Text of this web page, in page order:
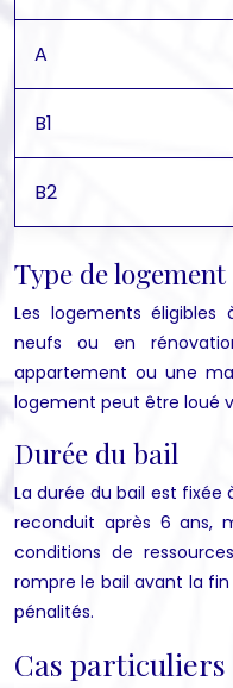
A
B1
B2
Type de
Les logements
neufs ou en
appartement ou une
logement peut être loué
Durée du bail
La durée du bail est fixée
reconduit après 6 ans,
conditions de
rompre le bail avant la
pénalités.
Cas particuliers